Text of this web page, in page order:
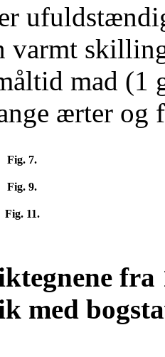
varmt
mad (1
ærter
Fig. 7.
Fig. 9.
Fig. 11.
fra
med